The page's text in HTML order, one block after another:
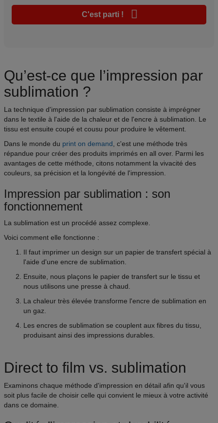
C'est parti !
Qu’est-ce que l’impression par
sublimation ?
La technique d'impression par sublimation consiste à imprégner
dans le textile à l'aide de la chaleur et de l'encre à sublimation. Le
tissu est ensuite coupé et cousu pour produire le vêtement.
Dans le monde du print on demand , c'est une méthode très
répandue pour créer des produits imprimés en all over. Parmi les
avantages de cette méthode, citons notamment la vivacité des
couleurs, sa précision et la longévité de l'impression.
Impression par sublimation : son
fonctionnement
La sublimation est un procédé assez complexe.
Voici comment elle fonctionne :
Il faut imprimer un design sur un papier de transfert spécial à
l'aide d'une encre de sublimation.
Ensuite, nous plaçons le papier de transfert sur le tissu et
nous utilisons une presse à chaud.
La chaleur très élevée transforme l'encre de sublimation en
un gaz.
Les encres de sublimation se couplent aux fibres du tissu,
produisant ainsi des impressions durables.
Direct to film vs. sublimation
Examinons chaque méthode d'impression en détail afin qu'il vous
soit plus facile de choisir celle qui convient le mieux à votre activité
dans ce domaine.